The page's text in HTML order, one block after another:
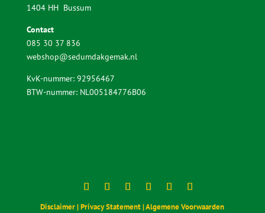
1404 HH Bussum
Contact
085 30 37 836
webshop@sedumdakgemak.nl
KvK-nummer: 92956467
BTW-nummer: NL005184776B06
Disclaimer |Privacy Statement |Algemene Voorwaarden